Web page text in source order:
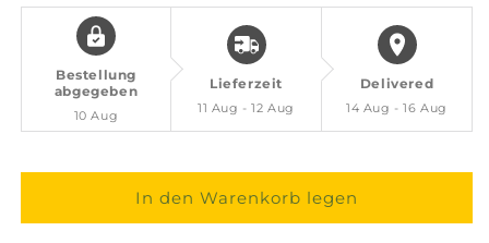
Getrocknete
Tomaten
in
Olivenöl
Getrocknete
Olivenöl
Bestellung
abgegeben
10 Aug
Lieferzeit
11 Aug - 12 Aug
Delivered
14 Aug - 16 Aug
In den Warenkorb legen